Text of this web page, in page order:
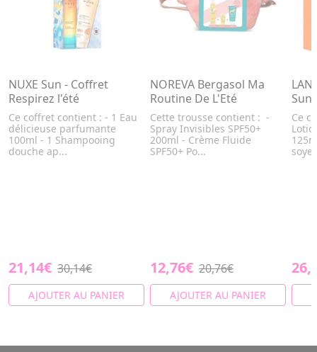
NUXE Sun - Coffret
Respirez l'été
Ce coffret contient : - 1 Eau
délicieuse parfumante
100ml - 1 Shampooing
douche ap...
21,14€ 30,14€
AJOUTER AU PANIER
NOREVA Bergasol Ma
Routine De L'Eté
Cette trousse contient : -
Spray Invisibles SPF50+
200ml - Crème Fluide
SPF50+ Po...
12,76€ 20,76€
AJOUTER AU PANIER
Sun
Ce